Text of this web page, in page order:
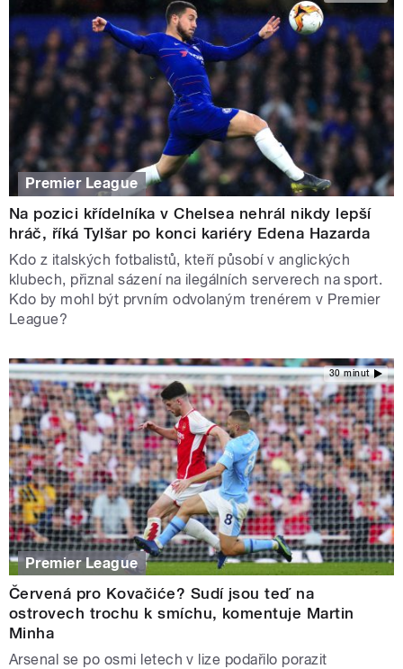
Premier League
Na pozici křídelníka v Chelsea nehrál nikdy lepší
hráč, říká Tylšar po konci kariéry Edena Hazarda
Kdo z italských fotbalistů, kteří působí v anglických
klubech, přiznal sázení na ilegálních serverech na sport.
Kdo by mohl být prvním odvolaným trenérem v Premier
League?
30 minut
Premier League
Červená pro Kovačiće? Sudí jsou teď na
ostrovech trochu k smíchu, komentuje Martin
Minha
Arsenal se po osmi letech v lize podařilo porazit